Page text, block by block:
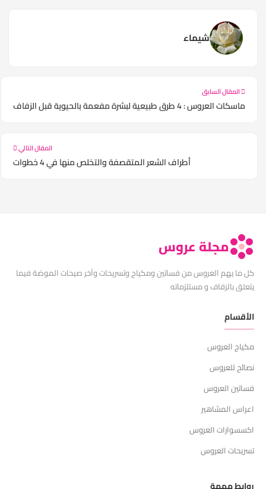
شيماء
المقال السابق
ماسكات العروس : 4 طرق طبيعية لبشرة مفعمة بالحيوية قبل الزفاف
المقال التالي
أطراف الشعر المتقصفة والتخلص منها في 4 خطوات
مجلة عروس
كل ما يهم العروس من فساتين ومكياج وتسريحات وآخر صيحات الموضة فيما
يتعلق بالزفاف و مستلزماته
الأقسام
مكياج العروس
نصائح للعروس
فساتين العروس
اعراس المشاهير
اكسسوارات العروس
تسريحات العروس